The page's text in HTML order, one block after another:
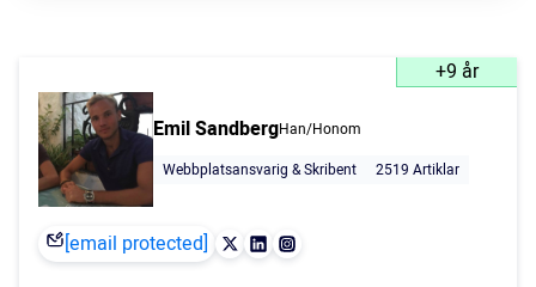
+9 år
Emil SandbergHan/Honom
Webbplatsansvarig & Skribent
2519 Artiklar
[email protected]